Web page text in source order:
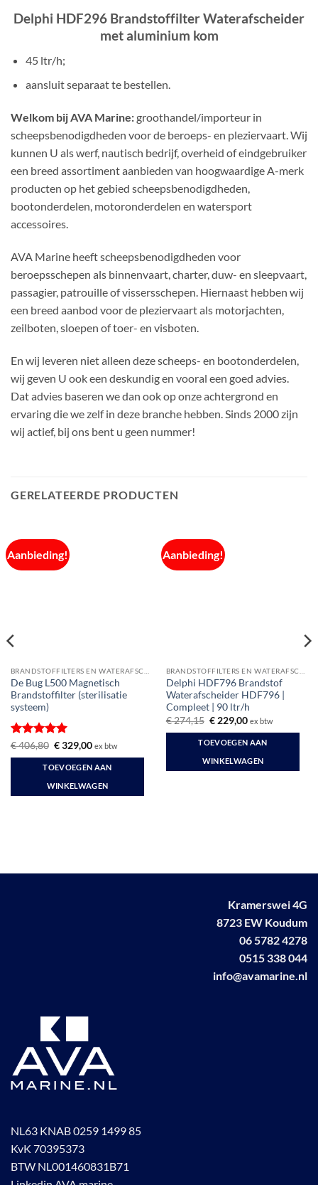
Delphi HDF296 Brandstoffilter Waterafscheider
met aluminium kom
45 ltr/h;
aansluit separaat te bestellen.
Welkom bij AVA Marine:groothandel/importeur in
scheepsbenodigdheden voor de beroeps- en pleziervaart. Wij
kunnen U als werf, nautisch bedrijf, overheid of eindgebruiker
een breed assortiment aanbieden van hoogwaardige A-merk
producten op het gebied scheepsbenodigdheden,
bootonderdelen, motoronderdelen en watersport
accessoires.
AVA Marine heeft scheepsbenodigdheden voor
beroepsschepen als binnenvaart, charter, duw- en sleepvaart,
passagier, patrouille of vissersschepen. Hiernaast hebben wij
een breed aanbod voor de pleziervaart als motorjachten,
zeilboten, sloepen of toer- en visboten.
En wij leveren niet alleen deze scheeps- en bootonderdelen,
wij geven U ook een deskundig en vooral een goed advies.
Dat advies baseren we dan ook op onze achtergrond en
ervaring die we zelf in deze branche hebben. Sinds 2000 zijn
wij actief, bij ons bent u geen nummer!
GERELATEERDE PRODUCTEN
Aanbieding!
BRANDSTOFFILTERS EN WATERAFSCHEIDERS
De Bug L500 Magnetisch
Brandstoffilter (sterilisatie
systeem)
Gewaardeerd
5uit 5
€406,80 Oorspronkelijke
was:
€ 406,80.
€329,00Huidige
is:
€ 329,00.
ex btw
TOEVOEGEN AAN
WINKELWAGEN
Aanbieding!
BRANDSTOFFILTERS EN WATERAFSCHEIDERS
Delphi HDF796 Brandstof
Waterafscheider HDF796 |
Compleet | 90 ltr/h
€274,15 Oorspronkelijke
was:
€ 274,15.
€229,00Huidige
is:
€ 229,00.
ex btw
TOEVOEGEN AAN
WINKELWAGEN
Kramerswei 4G
8723 EW Koudum
06 5782 4278
0515 338 044
info@avamarine.nl
NL63 KNAB 0259 1499 85
KvK 70395373
BTW NL001460831B71